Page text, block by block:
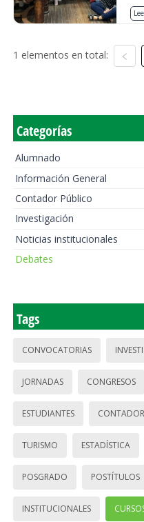
1 elementos en total:
Categorías
Alumnado
Información General
Contador Público
Investigación
Noticias institucionales
Debates
Tags
CONVOCATORIAS
JORNADAS CONGRESOS
ESTUDIANTES
TURISMO ESTADÍSTICA
POSGRADO POSTÍTULOS
INSTITUCIONALES